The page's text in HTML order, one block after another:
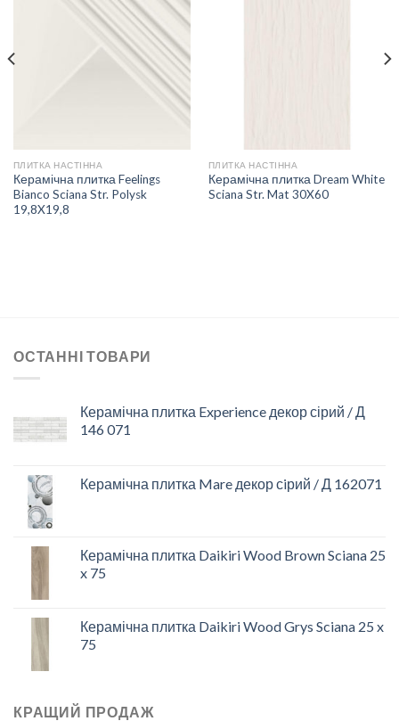
ДОДАТИ
ДО
СПИСКУ
БАЖАНЬ
ПЛИТКА НАСТІННА
Керамічна плитка Feelings
Bianco Sciana Str. Polysk
19,8X19,8
ПЛИТКА НАСТІННА
Керамічна плитка Dream White
Sciana Str. Mat 30X60
ОСТАННІ ТОВАРИ
Керамічна плитка Experience декор сірий / Д
146 071
Керамічна плитка Mare декор сiрий / Д 162071
Керамічна плитка Daikiri Wood Brown Sciana 25
x 75
Керамічна плитка Daikiri Wood Grys Sciana 25 x
75
КРАЩИЙ ПРОДАЖ